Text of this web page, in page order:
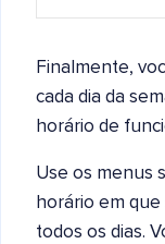
Finalmente,
cada dia da
horário de
Use os menus
horário em
todos os dias.